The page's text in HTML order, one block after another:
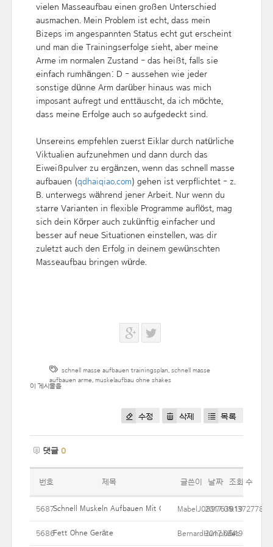
vielen Masseaufbau einen großen Unterschied
ausmachen. Mein Problem ist echt, dass mein
Bizeps im angespannten Status echt gut erscheint
und man die Trainingserfolge sieht, aber meine
Arme im normalen Zustand - das heißt, falls sie
einfach rumhängen: D - aussehen wie jeder
sonstige dünne Arm darüber hinaus was mich
imposant aufregt und enttäuscht, da ich möchte,
dass meine Erfolge auch so aufgedeckt sind.
Unsereins empfehlen zuerst Eiklar durch natürliche
Viktualien aufzunehmen und dann durch das
Eiweißpulver zu ergänzen, wenn das schnell masse
aufbauen (qdhaiqiao.com) gehen ist verpflichtet - z.
B. unterwegs während jener Arbeit. Nur wenn du
starre Varianten in flexible Programme auflöst, mag
sich dein Körper auch zukünftig einfacher und
besser auf neue Situationen einstellen, was dir
zuletzt auch den Erfolg in deinem gewünschten
Masseaufbau bringen würde.
schnell masse aufbauen trainingsplan, schnell masse
aufbauen arme, muskelaufbau ohne shakes
이 게시물을
수정 삭제 목록
댓글 0
번호 제목 글쓴이 날짜 조회 수
5687Schnell Muskeln Aufbauen Mit GrundübungenMabelJ089763013727788
2017.05.19
9
5686Fett Ohne Geräte BernardHumphries
2017.05.19
24